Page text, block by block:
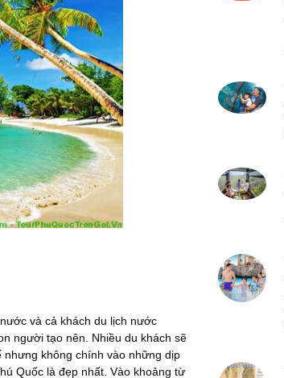
và cả khách du lịch nước
người tạo nên. Nhiều du khách sẽ
không chính vào những dịp
Quốc là đẹp nhất. Vào khoảng từ